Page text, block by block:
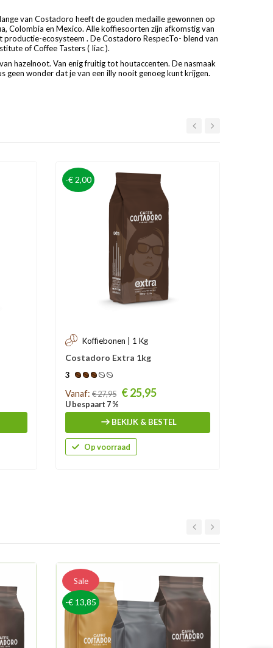
van Costadoro heeft de gouden medaille gewonnen op
Colombia en Mexico. Alle koffiesoorten zijn afkomstig van
ecosysteem . De Costadoro RespecTo- blend van
of Coffee Tasters ( Iiac ).
hazelnoot. Van enig fruitig tot houtaccenten. De nasmaak
geen wonder dat je van een illy nooit genoeg kunt krijgen.
-€ 2,00
Koffiebonen | 1 Kg
Costadoro Extra 1kg
3
Prijs
Vanaf: € 27,95 € 25,95
U bespaart 7 %
BEKIJK & BESTEL
Op voorraad
Sale
-€ 13,85